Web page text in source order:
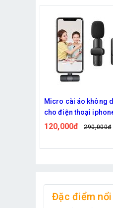
Micro cài áo
dùng cho điện
android và
160,000đ
Đặc điểm